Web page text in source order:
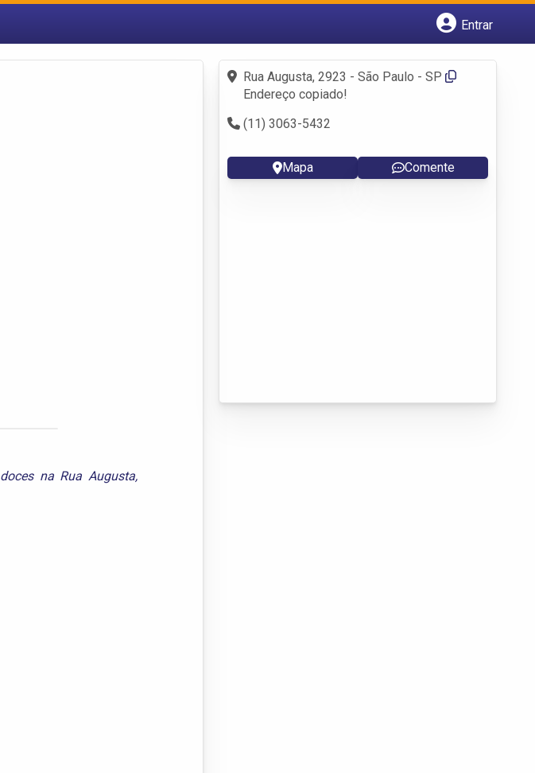
Entrar
Fazer login
Criar conta
doces na Rua Augusta,
Rua Augusta, 2923 - São Paulo - SP
Endereço copiado!
(11) 3063-5432
Mapa Comente